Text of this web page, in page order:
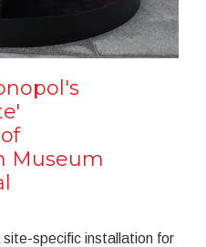
Museum
specific installation for